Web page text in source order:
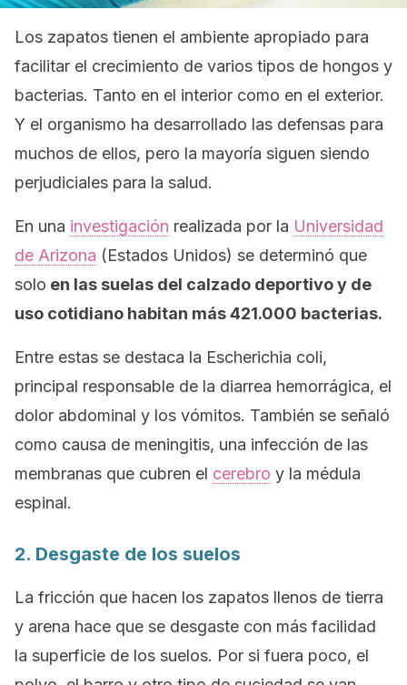
Los zapatos tienen el ambiente apropiado para
facilitar el crecimiento de varios tipos de hongos y
bacterias. Tanto en el interior como en el exterior.
Y el organismo ha desarrollado las defensas para
muchos de ellos, pero la mayoría siguen siendo
perjudiciales para la salud.
En una investigación realizada por la Universidad
de Arizona (Estados Unidos) se determinó que
solo en las suelas del calzado deportivo y de
uso cotidiano habitan más 421.000 bacterias.
Entre estas se destaca la Escherichia coli,
principal responsable de la diarrea hemorrágica, el
dolor abdominal y los vómitos. También se señaló
como causa de meningitis, una infección de las
membranas que cubren el cerebro y la médula
espinal.
2. Desgaste de los suelos
La fricción que hacen los zapatos llenos de tierra
y arena hace que se desgaste con más facilidad
la superficie de los suelos. Por si fuera poco, el